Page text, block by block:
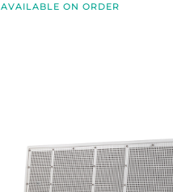
AVAILABLE ON ORDER